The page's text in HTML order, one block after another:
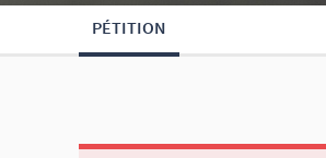
PÉTITION